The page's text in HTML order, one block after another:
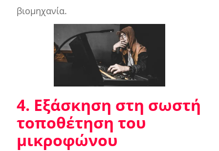
βιομηχανία.
4. Εξάσκηση στη σωστή
τοποθέτηση του
μικροφώνου